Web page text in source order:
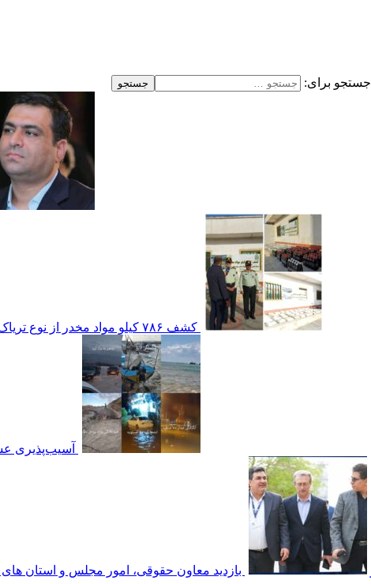
جستجو برای:
کشف ۷۸۶ کیلو مواد مخدر از نوع تریاک در عسلویه،انهدام محموله مواد مخدر در تانکر حامل گاز
آسیب‌پذیری
بازدید معاون حقوقی، امور مجلس و استان